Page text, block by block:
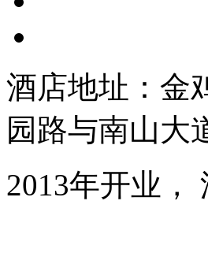
酒店地址：金
园路与南山大
2013年开业